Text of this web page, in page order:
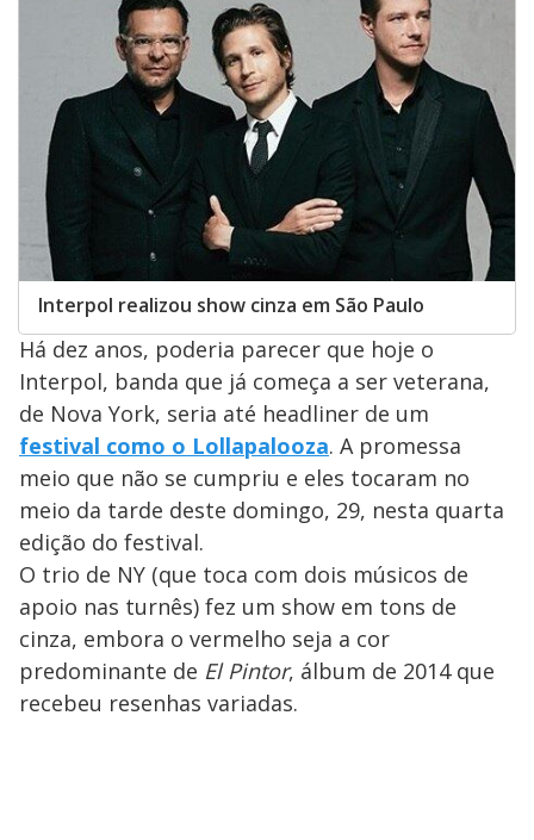
Interpol realizou show cinza em São Paulo
Há dez anos, poderia parecer que hoje o
Interpol, banda que já começa a ser veterana,
de Nova York, seria até headliner de um
festival como o Lollapalooza. A promessa
meio que não se cumpriu e eles tocaram no
meio da tarde deste domingo, 29, nesta quarta
edição do festival.
O trio de NY (que toca com dois músicos de
apoio nas turnês) fez um show em tons de
cinza, embora o vermelho seja a cor
predominante de El Pintor, álbum de 2014 que
recebeu resenhas variadas.